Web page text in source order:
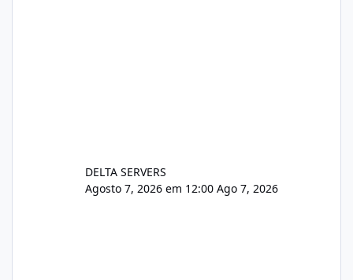
DELTA SERVERS
Agosto 7, 2026 em 12:00 Ago 7, 2026